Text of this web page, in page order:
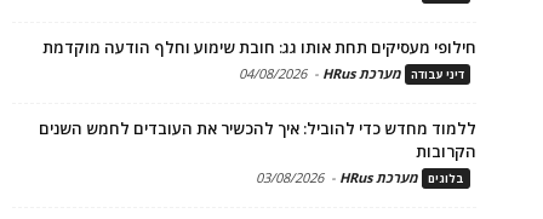
חילופי מעסיקים תחת אותו גג: חובת שימוע וחלף הודעה מוקדמת
דיני עבודה מערכת HRus -
04/08/2026
ללמוד מחדש כדי להוביל: איך להכשיר את העובדים לחמש השנים
הקרובות
בלוגים מערכת HRus -
03/08/2026